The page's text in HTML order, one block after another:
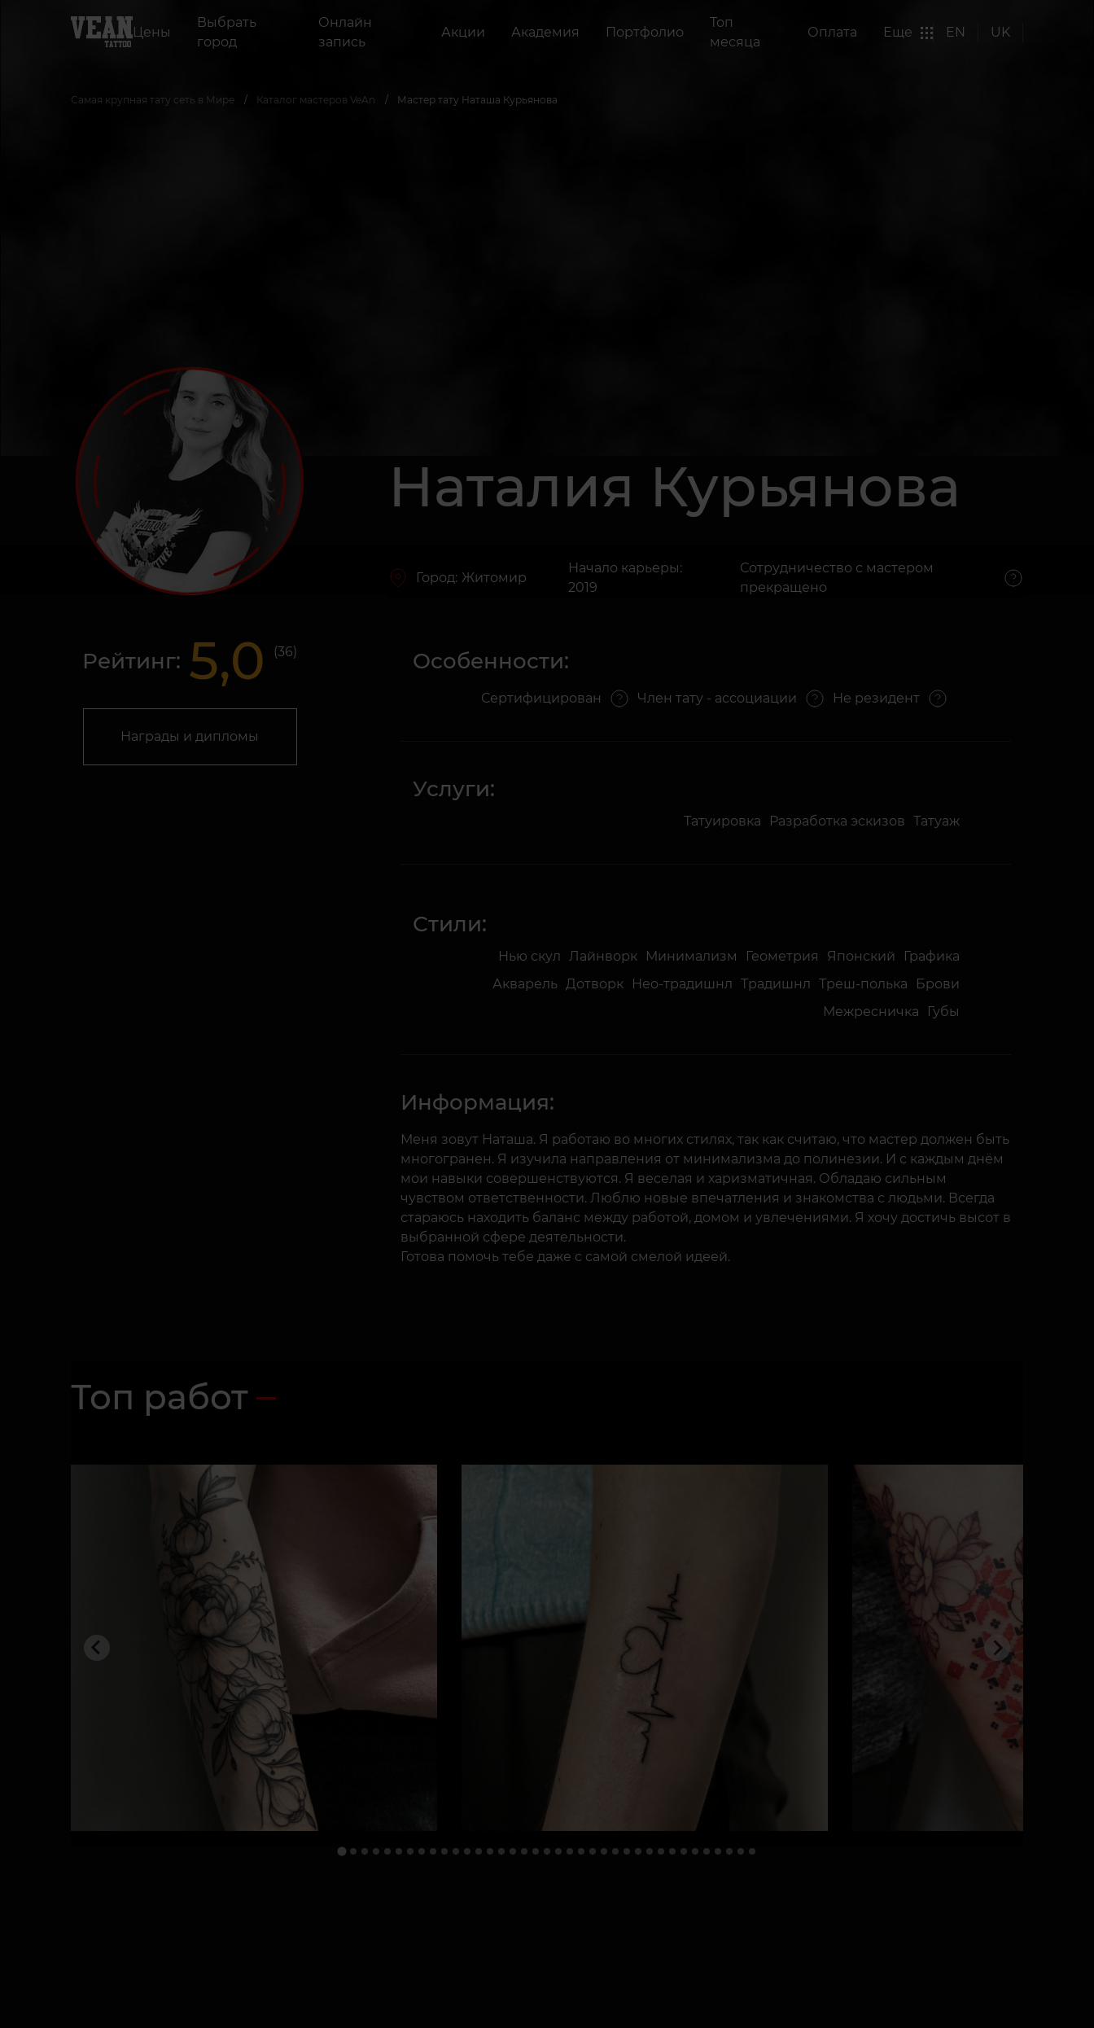
Цены
Выбрать
город
Онлайн
запись
Акции Академия Портфолио
Топ
месяца
Оплата Еще EN UK
Самая крупная тату сеть в Мире Каталог мастеров VeAn Мастер тату Наташа Курьянова
Наталия Курьянова
Город: Житомир
Начало карьеры:
2019
Сотрудничество с мастером
прекращено
Рейтинг: 5,0 (36)
Награды и дипломы
Особенности:
Сертифицирован Член тату - ассоциации Не резидент
Услуги:
Татуировка Разработка эскизов Татуаж
Стили:
Нью скул Лайнворк Минимализм Геометрия Японский
Графика
Акварель Дотворк Нео-традишнл Традишнл Треш-полька
Брови
Межресничка
Губы
Информация:
Меня зовут Наташа. Я работаю во многих стилях, так как считаю, что мастер должен быть
многогранен. Я изучила направления от минимализма до полинезии. И с каждым днём
мои навыки совершенствуются. Я веселая и харизматичная. Обладаю сильным
чувством ответственности. Люблю новые впечатления и знакомства с людьми. Всегда
стараюсь находить баланс между работой, домом и увлечениями. Я хочу достичь высот в
выбранной сфере деятельности.
Готова помочь тебе даже с самой смелой идеей.
Топ работ